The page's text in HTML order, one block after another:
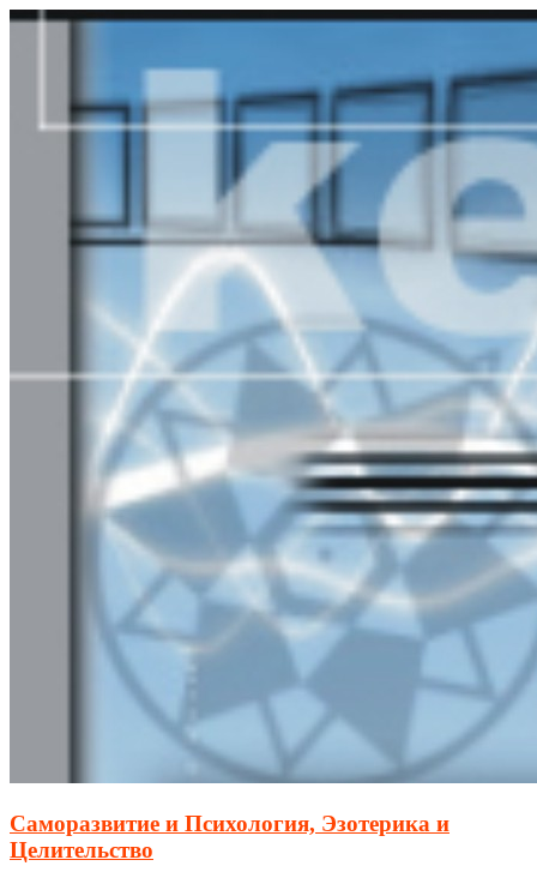
Саморазвитие и Психология, Эзотерика и
Целительство